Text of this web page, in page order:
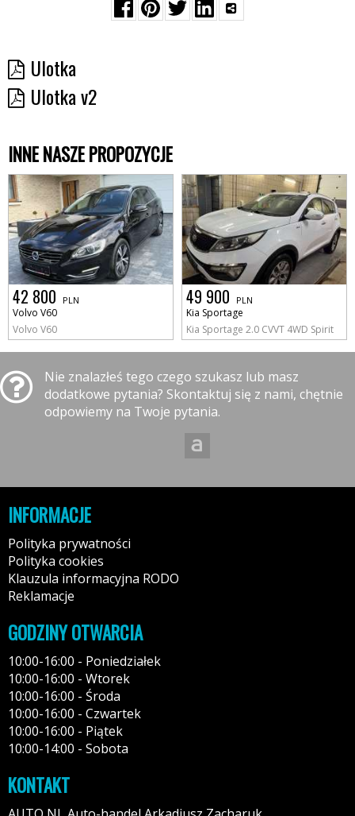
Ulotka
Ulotka v2
INNE NASZE PROPOZYCJE
42 800 PLN
Volvo V60
Volvo V60
49 900 PLN
Kia Sportage
Kia Sportage 2.0 CVVT 4WD Spirit
Nie znalazłeś tego czego szukasz lub masz
dodatkowe pytania? Skontaktuj się z nami, chętnie
odpowiemy na Twoje pytania.
INFORMACJE
Polityka prywatności
Polityka cookies
Klauzula informacyjna RODO
Reklamacje
GODZINY OTWARCIA
10:00-16:00 - Poniedziałek
10:00-16:00 - Wtorek
10:00-16:00 - Środa
10:00-16:00 - Czwartek
10:00-16:00 - Piątek
10:00-14:00 - Sobota
KONTAKT